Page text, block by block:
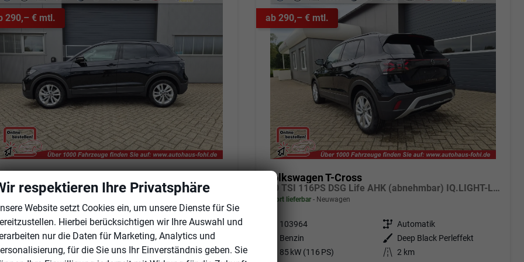
290,– € mtl.
103963 Getriebe Automatik
Benzin Außenfarbe Deep Black Perleffekt
85 kW (116 PS) Kilometerstand 2 km
ab 290,– € mtl.
Volkswagen T-Cross
1.0 TSI 116PS DSG Life AHK (abnehmbar) IQ.LIGHT-LED-Matrix Sitzheizung Rückf.Kamera Klimaautomatik Abstandstempomat Apple CarPlay Android Auto
sofort lieferbar Neuwagen
103964 Getriebe Automatik
Benzin Außenfarbe
Deep Black Perleffekt
85 kW (116 PS) Kilometerstand 2 km
respektieren Ihre Privatsphäre
Website setzt Cookies ein, um unsere Dienste für Sie
Hierbei berücksichtigen wir Ihre Auswahl und
nur die Daten für Marketing, Analytics und
für die Sie uns Ihr Einverständnis geben. Sie